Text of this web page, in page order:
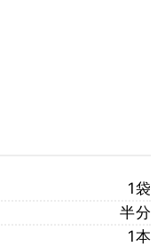
1袋
半分
1本